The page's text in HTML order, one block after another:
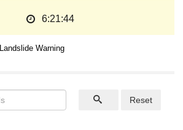
6:21:44
Landslide Warning
Reset